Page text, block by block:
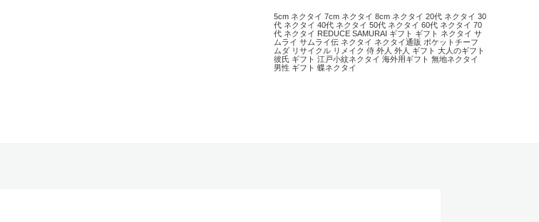
5cm ネクタイ 7cm ネクタイ 8cm ネクタイ 20代 ネクタイ 30
代 ネクタイ 40代 ネクタイ 50代 ネクタイ 60代 ネクタイ 70
代 ネクタイ REDUCE SAMURAI ギフト ギフト ネクタイ サ
ムライ サムライ伝 ネクタイ ネクタイ通販 ポケットチーフ
ムダ リサイクル リメイク 侍 外人 外人 ギフト 大人のギフト
彼氏 ギフト 江戸小紋ネクタイ 海外用ギフト 無地ネクタイ
男性 ギフト 蝶ネクタイ